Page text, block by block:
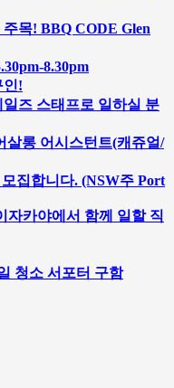
목! BBQ CODE Glen
8.30pm
인!
즈 스태프로 일하실 분
살롱 어시스턴트(캐쥬얼/
집합니다. (NSW주 Port
자카야에서 함께 일할 직
청소 서포터 구함